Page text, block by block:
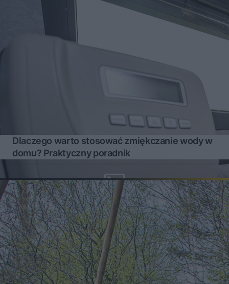
Dlaczego warto stosować zmiękczanie wody w
domu? Praktyczny poradnik